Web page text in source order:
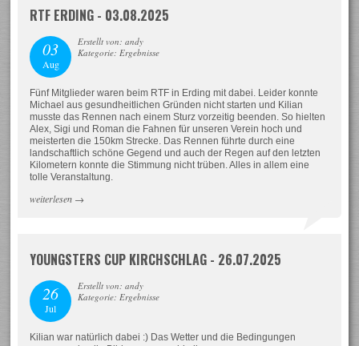
RTF ERDING - 03.08.2025
03
Aug
Erstellt von: andy
Kategorie: Ergebnisse
Fünf Mitglieder waren beim RTF in Erding mit dabei. Leider konnte
Michael aus gesundheitlichen Gründen nicht starten und Kilian
musste das Rennen nach einem Sturz vorzeitig beenden. So hielten
Alex, Sigi und Roman die Fahnen für unseren Verein hoch und
meisterten die 150km Strecke. Das Rennen führte durch eine
landschaftlich schöne Gegend und auch der Regen auf den letzten
Kilometern konnte die Stimmung nicht trüben. Alles in allem eine
tolle Veranstaltung.
weiterlesen →
YOUNGSTERS CUP KIRCHSCHLAG - 26.07.2025
26
Jul
Erstellt von: andy
Kategorie: Ergebnisse
Kilian war natürlich dabei :) Das Wetter und die Bedingungen